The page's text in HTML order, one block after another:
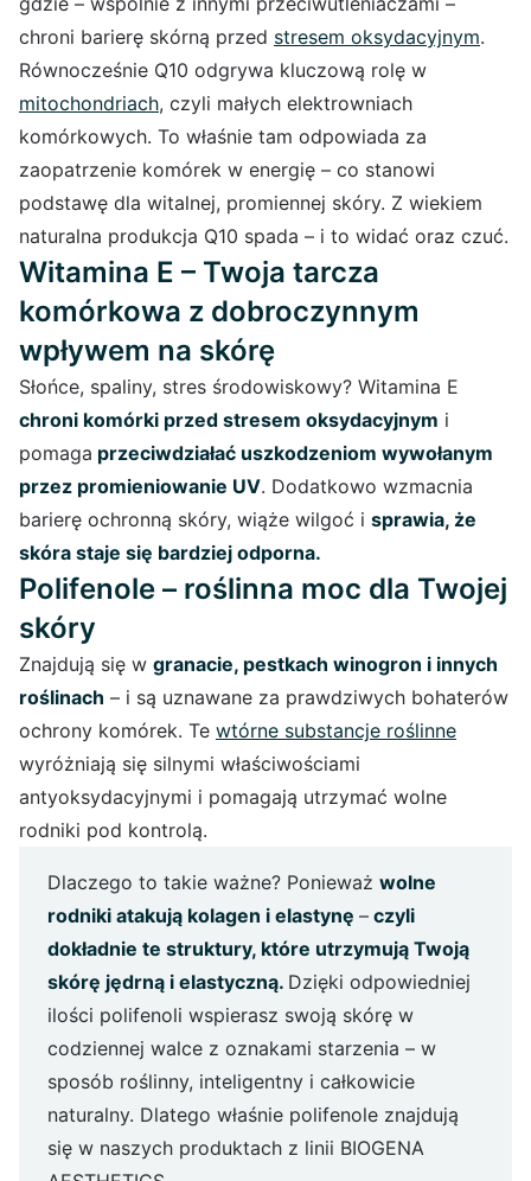
chroni barierę skórną przed stresem oksydacyjnym.
Równocześnie Q10 odgrywa kluczową rolę w
mitochondriach, czyli małych elektrowniach
komórkowych. To właśnie tam odpowiada za
zaopatrzenie komórek w energię – co stanowi
podstawę dla witalnej, promiennej skóry. Z wiekiem
naturalna produkcja Q10 spada – i to widać oraz czuć.
Witamina E – Twoja tarcza
komórkowa z dobroczynnym
wpływem na skórę
Słońce, spaliny, stres środowiskowy? Witamina E
chroni komórki przed stresem oksydacyjnym i
pomaga przeciwdziałać uszkodzeniom wywołanym
przez promieniowanie UV. Dodatkowo wzmacnia
barierę ochronną skóry, wiąże wilgoć i sprawia, że
skóra staje się bardziej odporna.
Polifenole – roślinna moc dla Twojej
skóry
Znajdują się w granacie, pestkach winogron i innych
roślinach – i są uznawane za prawdziwych bohaterów
ochrony komórek. Te wtórne substancje roślinne
wyróżniają się silnymi właściwościami
antyoksydacyjnymi i pomagają utrzymać wolne
rodniki pod kontrolą.
Dlaczego to takie ważne? Ponieważ wolne
rodniki atakują kolagen i elastynę – czyli
dokładnie te struktury, które utrzymują Twoją
skórę jędrną i elastyczną. Dzięki odpowiedniej
ilości polifenoli wspierasz swoją skórę w
codziennej walce z oznakami starzenia – w
sposób roślinny, inteligentny i całkowicie
naturalny. Dlatego właśnie polifenole znajdują
się w naszych produktach z linii BIOGENA